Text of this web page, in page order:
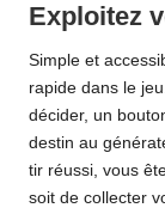
Exploitez
Simple et
rapide dans le
décider, un
destin au
tir réussi, vous
soit de collecter